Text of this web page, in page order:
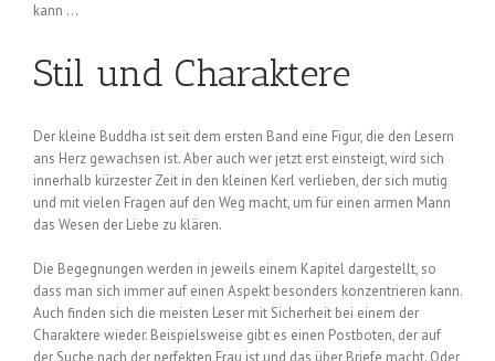
kann …
Stil und Charaktere
Der kleine Buddha ist seit dem ersten Band eine Figur, die den Lesern
ans Herz gewachsen ist. Aber auch wer jetzt erst einsteigt, wird sich
innerhalb kürzester Zeit in den kleinen Kerl verlieben, der sich mutig
und mit vielen Fragen auf den Weg macht, um für einen armen Mann
das Wesen der Liebe zu klären.
Die Begegnungen werden in jeweils einem Kapitel dargestellt, so
dass man sich immer auf einen Aspekt besonders konzentrieren kann.
Auch finden sich die meisten Leser mit Sicherheit bei einem der
Charaktere wieder. Beispielsweise gibt es einen Postboten, der auf
der Suche nach der perfekten Frau ist und das über Briefe macht. Oder